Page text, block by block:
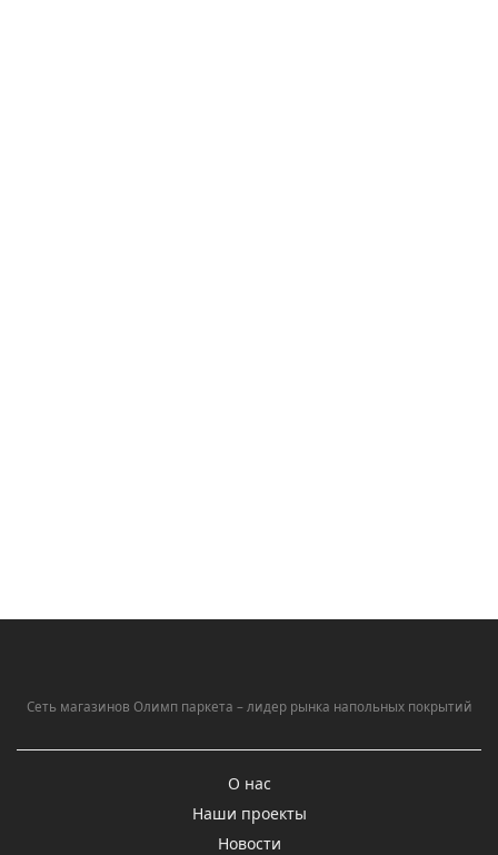
Сеть магазинов Олимп паркета – лидер рынка напольных покрытий
О нас
Наши проекты
Новости